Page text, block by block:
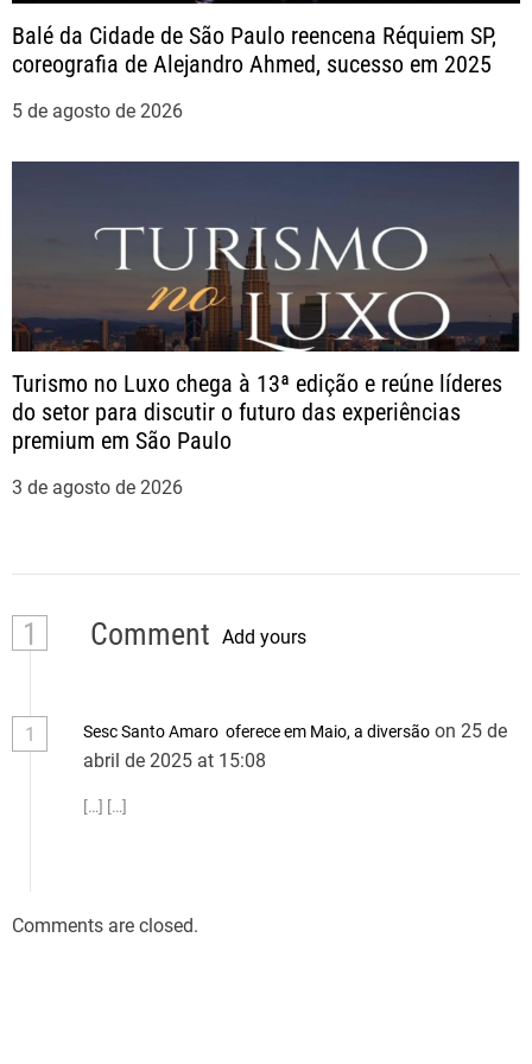
Balé da Cidade de São Paulo reencena Réquiem SP,
coreografia de Alejandro Ahmed, sucesso em 2025
5 de agosto de 2026
Turismo no Luxo chega à 13ª edição e reúne líderes
do setor para discutir o futuro das experiências
premium em São Paulo
3 de agosto de 2026
1 Comment Add yours
1 Sesc Santo Amaro oferece em Maio, a diversão on 25 de
abril de 2025 at 15:08
[…] […]
Comments are closed.